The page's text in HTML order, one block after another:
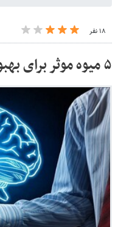
۱۸ نفر
۵ میوه موثر برای بهبود عملکرد مغز